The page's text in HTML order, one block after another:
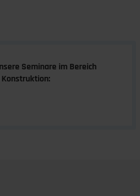
Seminare im Bereich